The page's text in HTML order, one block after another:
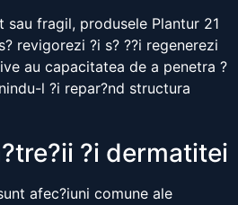
sau fragil, produsele Plantur 21
revigorezi ?i s? ??i regenerezi
au capacitatea de a penetra ?
l ?i repar?nd structura
?i dermatitei
afec?iuni comune ale